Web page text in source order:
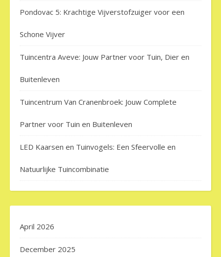
Pondovac 5: Krachtige Vijverstofzuiger voor een
Schone Vijver
Tuincentra Aveve: Jouw Partner voor Tuin, Dier en
Buitenleven
Tuincentrum Van Cranenbroek: Jouw Complete
Partner voor Tuin en Buitenleven
LED Kaarsen en Tuinvogels: Een Sfeervolle en
Natuurlijke Tuincombinatie
April 2026
December 2025